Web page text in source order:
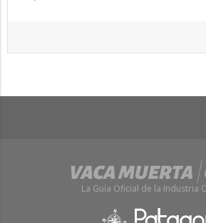
La Guía Oficial de la Industria